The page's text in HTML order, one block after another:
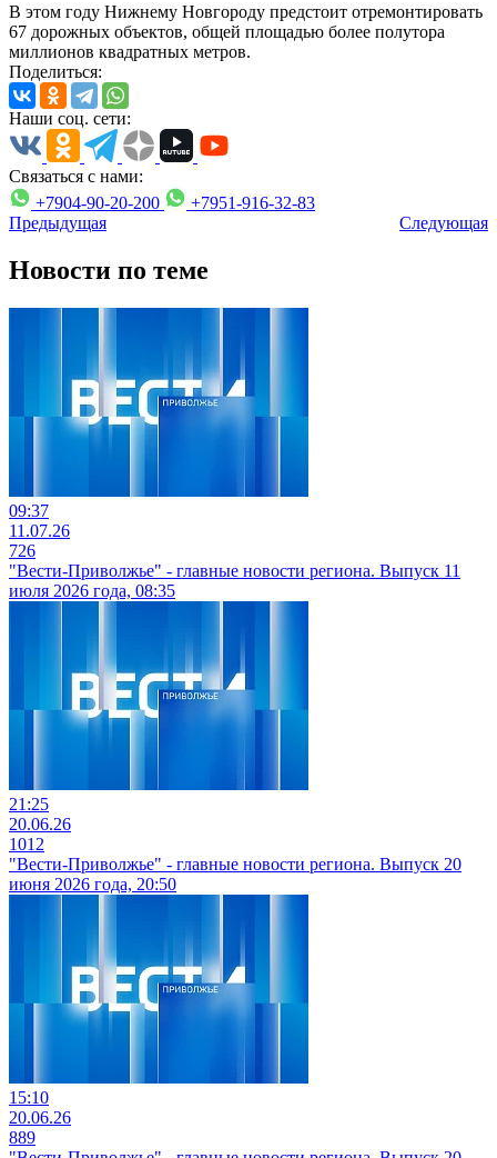
В этом году Нижнему Новгороду предстоит отремонтировать
67 дорожных объектов, общей площадью более полутора
миллионов квадратных метров.
Поделиться:
Наши соц. сети:
Связаться с нами:
+7904-90-20-200
+7951-916-32-83
Предыдущая
Следующая
Новости по теме
09:37
11.07.26
726
"Вести-Приволжье" - главные новости региона. Выпуск 11
июля 2026 года, 08:35
21:25
20.06.26
1012
"Вести-Приволжье" - главные новости региона. Выпуск 20
июня 2026 года, 20:50
15:10
20.06.26
889